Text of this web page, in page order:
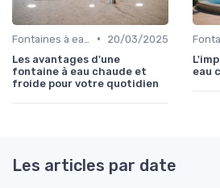
•
20/03/2025
Les avantages d'une
fontaine à eau chaude et
froide pour votre quotidien
eau
Les articles par date